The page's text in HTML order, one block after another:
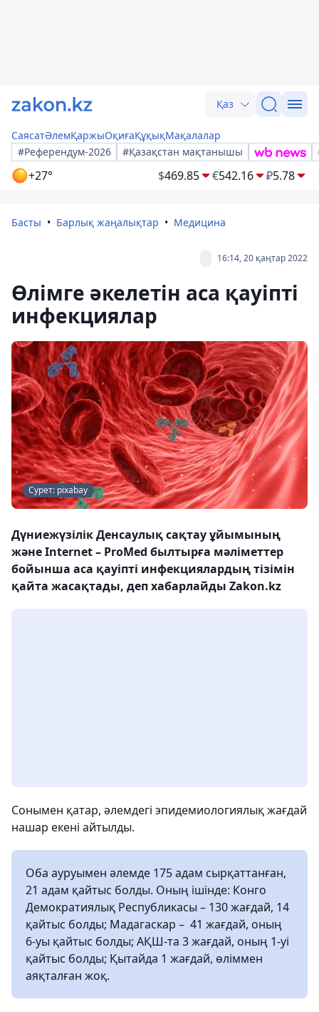
Қаз
СаясатӘлемҚаржыОқиғаҚұқықМақалалар
#Референдум-2026
#Қазақстан мақтанышы
+27° $469.85 €542.16 ₽5.78
Басты Барлық жаңалықтар Медицина
16:14, 20 қаңтар 2022
Өлімге әкелетін аса қауіпті
инфекциялар
Сурет: pixabay
Дүниежүзілік Денсаулық сақтау ұйымының
және Internet – ProMed былтырға мәліметтер
бойынша аса қауіпті инфекциялардың тізімін
қайта жасақтады, деп хабарлайды Zakon.kz
Сонымен қатар, әлемдегі эпидемиологиялық жағдай
нашар екені айтылды.
Оба ауруымен әлемде 175 адам сырқаттанған,
21 адам қайтыс болды. Оның ішінде: Конго
Демократиялық Республикасы – 130 жағдай, 14
қайтыс болды; Мадагаскар – 41 жағдай, оның
6-уы қайтыс болды; АҚШ-та 3 жағдай, оның 1-уі
қайтыс болды; Қытайда 1 жағдай, өліммен
аяқталған жоқ.